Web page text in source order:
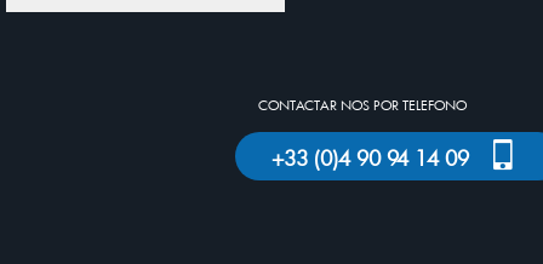
CONTACTAR NOS POR TELEFONO
+33 (0)4 90 94 14 09